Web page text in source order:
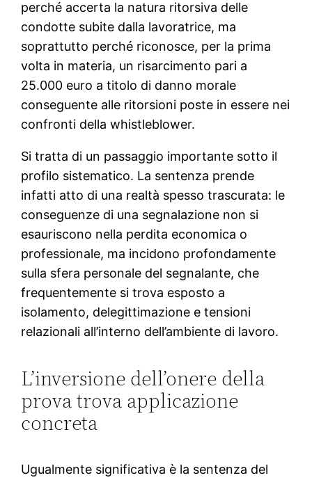
perché accerta la natura ritorsiva delle
condotte subite dalla lavoratrice, ma
soprattutto perché riconosce, per la prima
volta in materia, un risarcimento pari a
25.000 euro a titolo di danno morale
conseguente alle ritorsioni poste in essere nei
confronti della whistleblower.
Si tratta di un passaggio importante sotto il
profilo sistematico. La sentenza prende
infatti atto di una realtà spesso trascurata: le
conseguenze di una segnalazione non si
esauriscono nella perdita economica o
professionale, ma incidono profondamente
sulla sfera personale del segnalante, che
frequentemente si trova esposto a
isolamento, delegittimazione e tensioni
relazionali all’interno dell’ambiente di lavoro.
L’inversione dell’onere della
prova trova applicazione
concreta
Ugualmente significativa è la sentenza del